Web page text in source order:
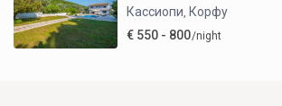
Кассиопи Корфу
€ 550 - 800/night